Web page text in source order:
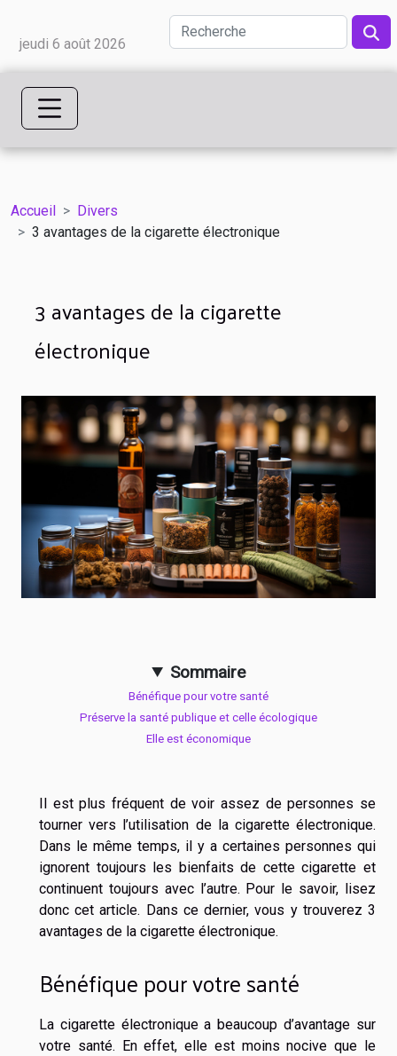
jeudi 6 août 2026
Accueil
Divers
3 avantages de la cigarette électronique
3 avantages de la cigarette
électronique
Sommaire
Bénéfique pour votre santé
Préserve la santé publique et celle écologique
Elle est économique
Il est plus fréquent de voir assez de personnes se
tourner vers l’utilisation de la cigarette électronique.
Dans le même temps, il y a certaines personnes qui
ignorent toujours les bienfaits de cette cigarette et
continuent toujours avec l’autre. Pour le savoir, lisez
donc cet article. Dans ce dernier, vous y trouverez 3
avantages de la cigarette électronique.
Bénéfique pour votre santé
La cigarette électronique a beaucoup d’avantage sur
votre santé. En effet, elle est moins nocive que le